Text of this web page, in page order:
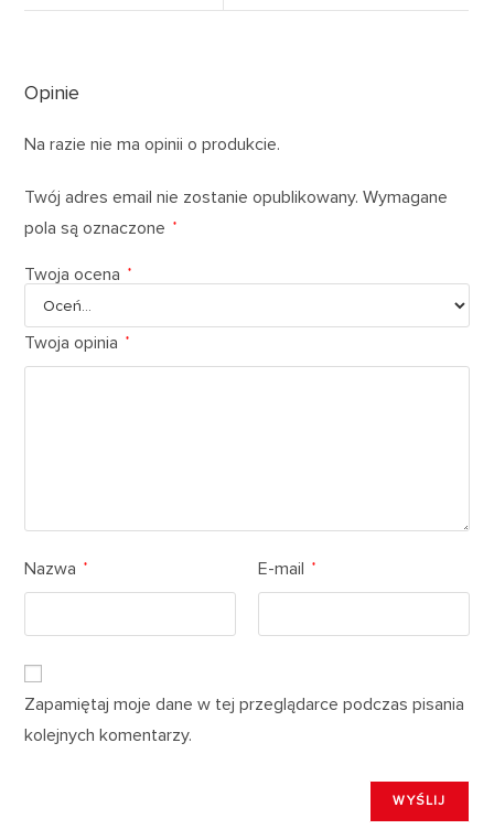
Opinie
Na razie nie ma opinii o produkcie.
Twój adres email nie zostanie opublikowany. Wymagane
pola są oznaczone
*
Twoja ocena *
Twoja opinia *
Nazwa * E-mail *
Zapamiętaj moje dane w tej przeglądarce podczas pisania
kolejnych komentarzy.